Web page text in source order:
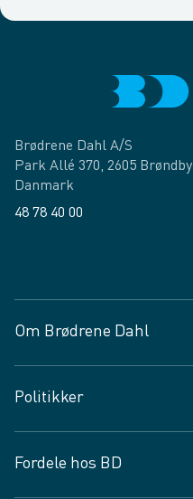
Brødrene Dahl A/S
Park Allé 370, 2605 Brøndby
Danmark
48 78 40 00
Om Brødrene Dahl
Vagttelefon 30 10 89 89
Spørgsmål og svar
Job og karriere
Politikker
Privatlivspolitik
Fordele hos BD